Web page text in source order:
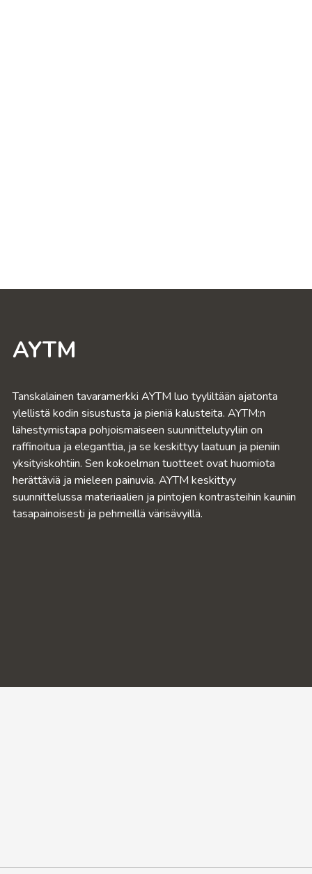
AYTM
Tanskalainen tavaramerkki AYTM luo tyyliltään ajatonta
ylellistä kodin sisustusta ja pieniä kalusteita. AYTM:n
lähestymistapa pohjoismaiseen suunnittelutyyliin on
raffinoitua ja eleganttia, ja se keskittyy laatuun ja pieniin
yksityiskohtiin. Sen kokoelman tuotteet ovat huomiota
herättäviä ja mieleen painuvia. AYTM keskittyy
suunnittelussa materiaalien ja pintojen kontrasteihin kauniin
tasapainoisesti ja pehmeillä värisävyillä.